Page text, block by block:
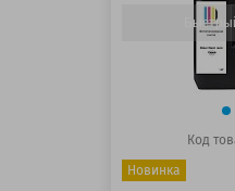
Код
Новинка